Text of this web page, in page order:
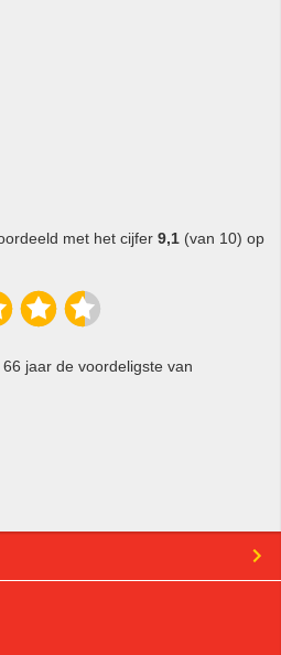
met het cijfer 9,1 (van 10) op
jaar de voordeligste van